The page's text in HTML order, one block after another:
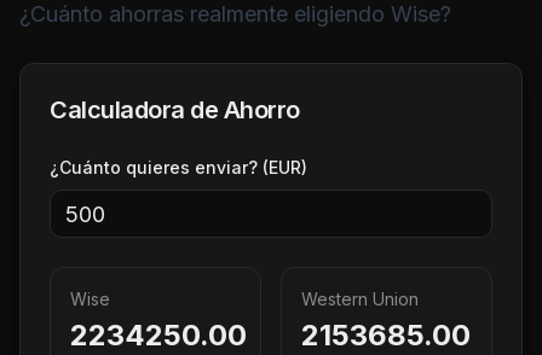
¿Cuánto ahorras realmente eligiendo Wise?
Calculadora de Ahorro
¿Cuánto quieres enviar? (EUR)
Wise
2234250.00
Western Union
2153685.00